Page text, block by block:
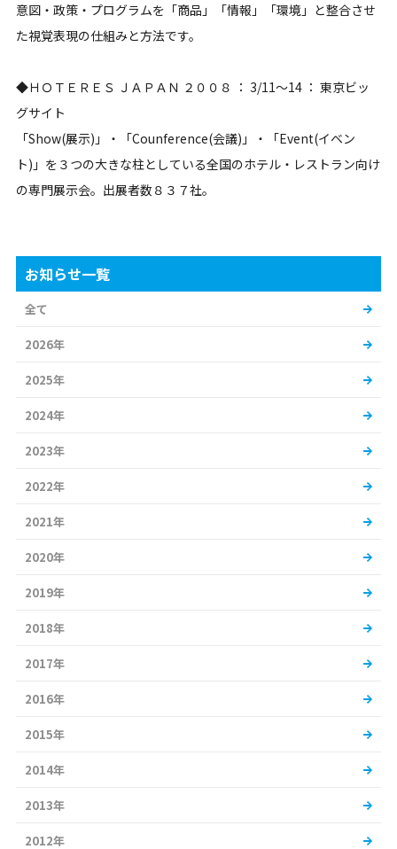
意図・政策・プログラムを「商品」「情報」「環境」と整合させ
た視覚表現の仕組みと方法です。
◆ＨＯＴＥＲＥＳ ＪＡＰＡＮ ２００８ ： 3/11～14 ： 東京ビッ
グサイト
「Show(展示)」・「Counference(会議)」・「Event(イベン
ト)」を３つの大きな柱としている全国のホテル・レストラン向け
の専門展示会。出展者数８３７社。
お知らせ一覧
全て
2026年
2025年
2024年
2023年
2022年
2021年
2020年
2019年
2018年
2017年
2016年
2015年
2014年
2013年
2012年